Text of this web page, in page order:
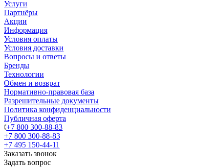
Услуги
Партнёры
Акции
Информация
Условия оплаты
Условия доставки
Вопросы и ответы
Бренды
Технологии
Обмен и возврат
Нормативно-правовая база
Разрешительные документы
Политика конфиденциальности
Публичная оферта
+7 800 300-88-83
+7 800 300-88-83
+7 495 150-44-11
Заказать звонок
Задать вопрос